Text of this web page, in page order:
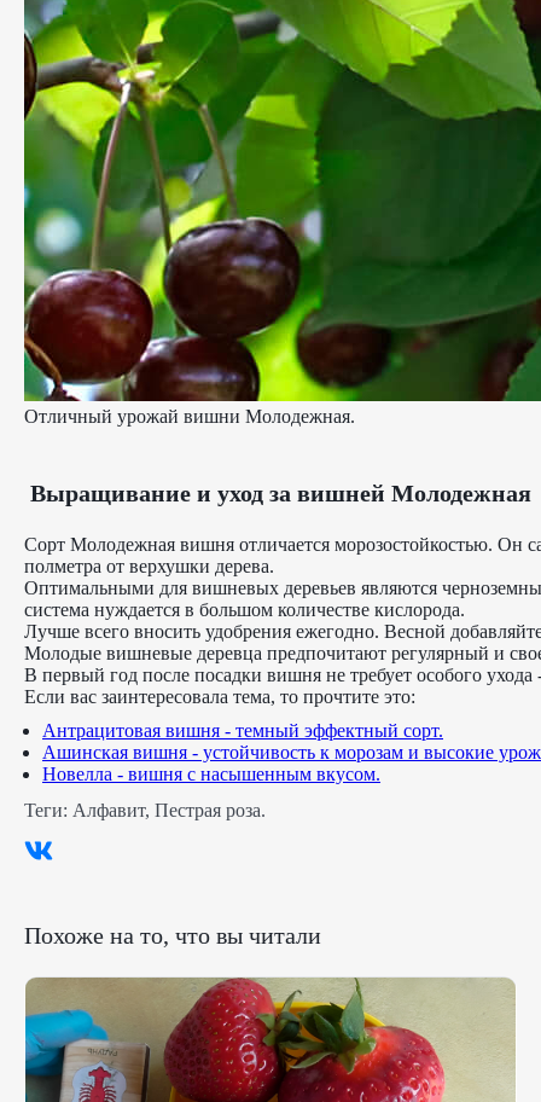
Отличный урожай вишни Молодежная.
Выращивание и уход за вишней Молодежная
Сорт Молодежная вишня отличается морозостойкостью. Он
полметра от верхушки дерева.
Оптимальными для вишневых деревьев являются
система нуждается в большом количестве кислорода.
Лучше всего вносить удобрения ежегодно. Весной
Молодые вишневые деревца предпочитают регулярный и
В первый год после посадки вишня не требует особого
Если вас заинтересовала тема, то прочтите это:
Антрацитовая вишня - темный эффектный сорт.
Ашинская вишня - устойчивость к морозам и высокие
Новелла - вишня с насышенным вкусом.
Теги: Алфавит, Пестрая роза.
Похоже на то, что вы читали